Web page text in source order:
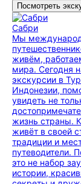
Посмотреть
Сабри
Мы
живём,
мира. Сегодня
экскурсии в
Индонезии,
увидеть не
жизнь страны.
живёт в своей
традиции и
путеводители.
это не набор
истории,